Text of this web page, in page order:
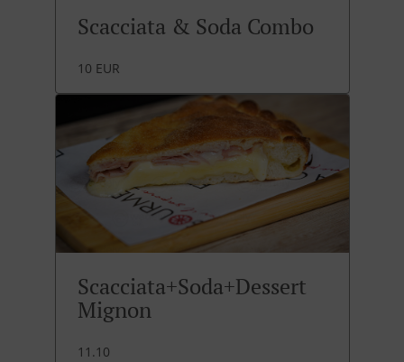
Scacciata & Soda Combo
10 EUR
Scacciata+Soda+Dessert
Mignon
11.10